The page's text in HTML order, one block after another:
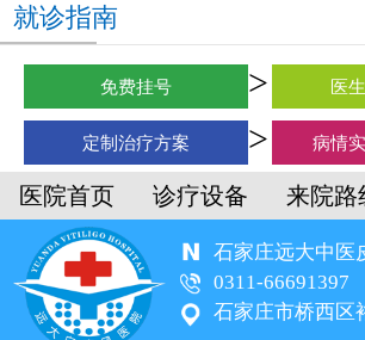
就诊指南
免费挂号 医
定制治疗方案 病情
医院首页 诊疗设备 来院路
石家庄远大中医
0311-66691397
石家庄市桥西区